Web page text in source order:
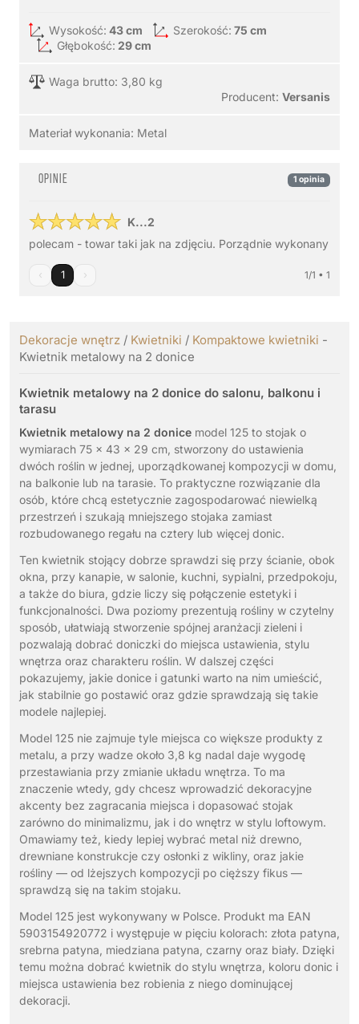
Wysokość: 43 cm Szerokość: 75 cm
Głębokość: 29 cm
Waga brutto: 3,80 kg
Producent: Versanis
Materiał wykonania: Metal
Opinie 1 opinia
K...2
polecam - towar taki jak na zdjęciu. Porządnie wykonany
‹ 1 › 1/1 • 1
Dekoracje wnętrz / Kwietniki / Kompaktowe kwietniki -
Kwietnik metalowy na 2 donice
Kwietnik metalowy na 2 donice do salonu, balkonu i
tarasu
Kwietnik metalowy na 2 donice model 125 to stojak o
wymiarach 75 x 43 x 29 cm, stworzony do ustawienia
dwóch roślin w jednej, uporządkowanej kompozycji w domu,
na balkonie lub na tarasie. To praktyczne rozwiązanie dla
osób, które chcą estetycznie zagospodarować niewielką
przestrzeń i szukają mniejszego stojaka zamiast
rozbudowanego regału na cztery lub więcej donic.
Ten kwietnik stojący dobrze sprawdzi się przy ścianie, obok
okna, przy kanapie, w salonie, kuchni, sypialni, przedpokoju,
a także do biura, gdzie liczy się połączenie estetyki i
funkcjonalności. Dwa poziomy prezentują rośliny w czytelny
sposób, ułatwiają stworzenie spójnej aranżacji zieleni i
pozwalają dobrać doniczki do miejsca ustawienia, stylu
wnętrza oraz charakteru roślin. W dalszej części
pokazujemy, jakie donice i gatunki warto na nim umieścić,
jak stabilnie go postawić oraz gdzie sprawdzają się takie
modele najlepiej.
Model 125 nie zajmuje tyle miejsca co większe produkty z
metalu, a przy wadze około 3,8 kg nadal daje wygodę
przestawiania przy zmianie układu wnętrza. To ma
znaczenie wtedy, gdy chcesz wprowadzić dekoracyjne
akcenty bez zagracania miejsca i dopasować stojak
zarówno do minimalizmu, jak i do wnętrz w stylu loftowym.
Omawiamy też, kiedy lepiej wybrać metal niż drewno,
drewniane konstrukcje czy osłonki z wikliny, oraz jakie
rośliny — od lżejszych kompozycji po cięższy fikus —
sprawdzą się na takim stojaku.
Model 125 jest wykonywany w Polsce. Produkt ma EAN
5903154920772 i występuje w pięciu kolorach: złota patyna,
srebrna patyna, miedziana patyna, czarny oraz biały. Dzięki
temu można dobrać kwietnik do stylu wnętrza, koloru donic i
miejsca ustawienia bez robienia z niego dominującej
dekoracji.